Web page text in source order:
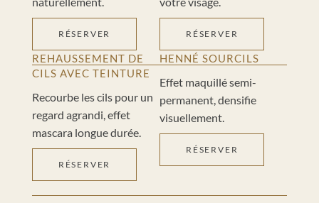
RÉSERVER RÉSERVER
REHAUSSEMENT DE
CILS AVEC TEINTURE
Recourbe les cils pour un
regard agrandi, effet
mascara longue durée.
RÉSERVER
HENNÉ SOURCILS
Effet maquillé semi-
permanent, densifie
visuellement.
RÉSERVER